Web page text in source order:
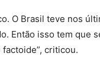
O Brasil teve nos
Então isso tem que
criticou.